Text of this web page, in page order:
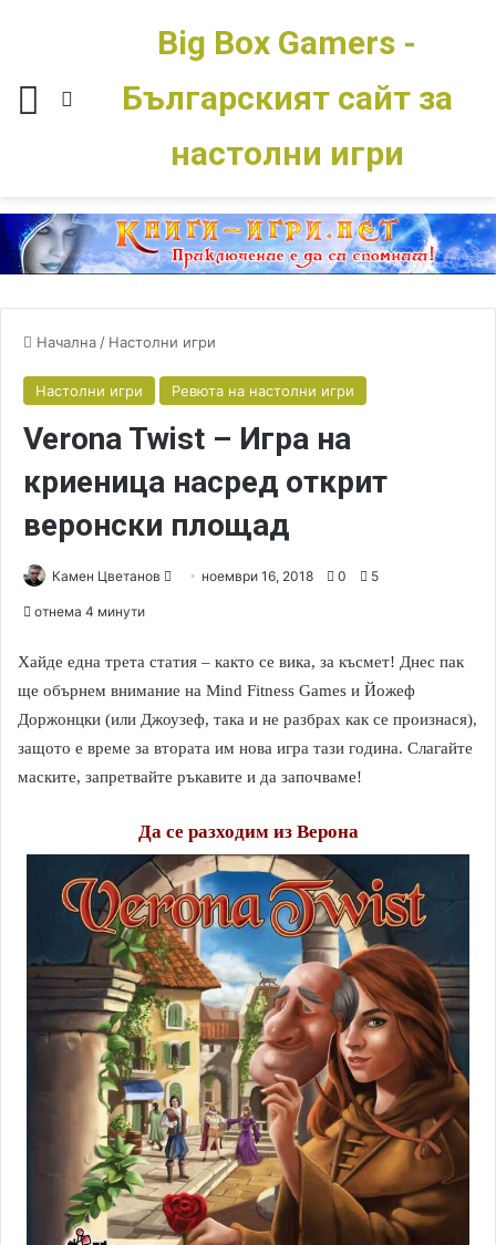
Меню Switch skin
Big Box Gamers -
Българският сайт за
настолни игри
Начална/ Настолни игри
Настолни игри Ревюта на настолни игри
Verona Twist – Игра на
криеница насред открит
веронски площад
Камен Цветанов
d
m
a
l
ноември 16, 2018 0 5
отнема 4 минути
Хайде една трета статия – както се вика, за късмет! Днес пак
ще обърнем внимание на Mind Fitness Games и Йожеф
Доржонцки (или Джоузеф, така и не разбрах как се произнася),
защото е време за втората им нова игра тази година. Слагайте
маските, запретвайте ръкавите и да започваме!
Да се разходим из Верона